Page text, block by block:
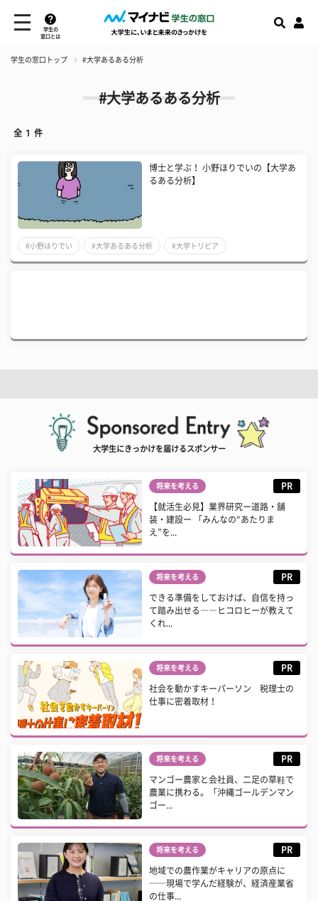
学生の
窓口とは
学生の窓口トップ #大学あるある分析
#大学あるある分析
全 1 件
博士と学ぶ！ 小野ほりでいの【大学あ
るある分析】
#小野ほりでい #大学あるある分析 #大学トリビア
大学生にきっかけを届けるスポンサー
将来を考える PR
【就活生必見】業界研究ー道路・舗
装・建設ー 「みんなの“あたりま
え”を...
将来を考える PR
できる準備をしておけば、自信を持っ
て踏み出せる――ヒコロヒーが教えて
くれ...
将来を考える PR
社会を動かすキーパーソン 税理士の
仕事に密着取材！
将来を考える PR
マンゴー農家と会社員、二足の草鞋で
農業に携わる。「沖縄ゴールデンマン
ゴー...
将来を考える PR
地域での農作業がキャリアの原点に
──現場で学んだ経験が、経済産業省
の仕事...